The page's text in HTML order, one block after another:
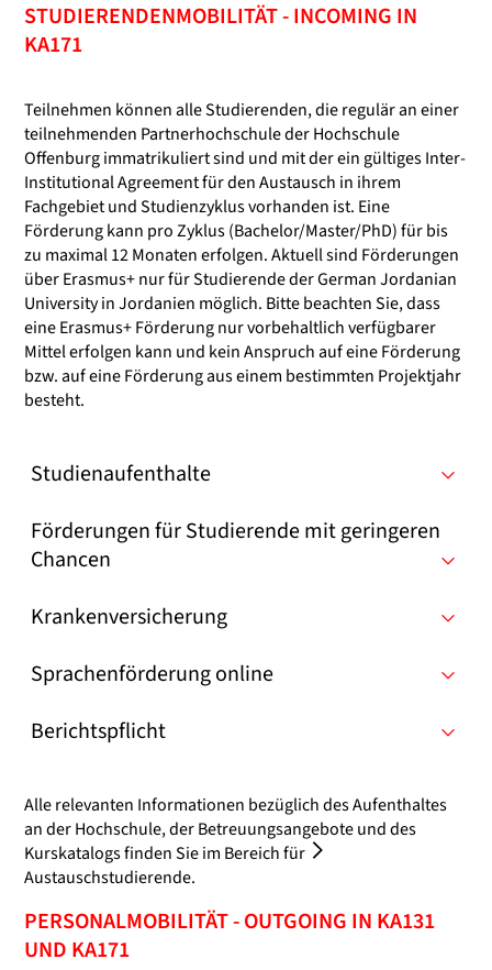
STUDIERENDENMOBILITÄT - INCOMING IN
KA171
Teilnehmen können alle Studierenden, die regulär an einer
teilnehmenden Partnerhochschule der Hochschule
Offenburg immatrikuliert sind und mit der ein gültiges Inter-
Institutional Agreement für den Austausch in ihrem
Fachgebiet und Studienzyklus vorhanden ist. Eine
Förderung kann pro Zyklus (Bachelor/Master/PhD) für bis
zu maximal 12 Monaten erfolgen. Aktuell sind Förderungen
über Erasmus+ nur für Studierende der German Jordanian
University in Jordanien möglich. Bitte beachten Sie, dass
eine Erasmus+ Förderung nur vorbehaltlich verfügbarer
Mittel erfolgen kann und kein Anspruch auf eine Förderung
bzw. auf eine Förderung aus einem bestimmten Projektjahr
besteht.
Studienaufenthalte
Förderungen für Studierende mit geringeren
Chancen
Krankenversicherung
Sprachenförderung online
Berichtspflicht
Alle relevanten Informationen bezüglich des Aufenthaltes
an der Hochschule, der Betreuungsangebote und des
Kurskatalogs finden Sie im Bereich für
Austauschstudierende.
PERSONALMOBILITÄT - OUTGOING IN KA131
UND KA171